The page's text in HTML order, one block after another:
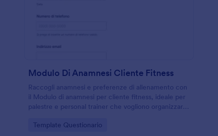
Modulo Di Anamnesi Cliente Fitness
Raccogli anamnesi e preferenze di allenamento con
il Modulo di anamnesi per cliente fitness, ideale per
palestre e personal trainer che vogliono organizzare
Jotform.
Go to Category:
Template Questionario